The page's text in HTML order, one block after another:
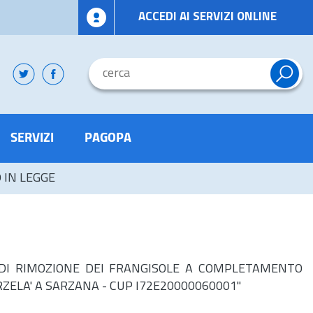
ACCEDI AI SERVIZI ONLINE
SERVIZI PAGOPA
LEGGE
DEI FRANGISOLE A COMPLETAMENTO
A SARZANA - CUP I72E20000060001"